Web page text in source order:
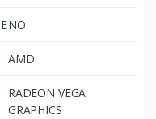
NO
AMD
RADEON VEGA
GRAPHICS